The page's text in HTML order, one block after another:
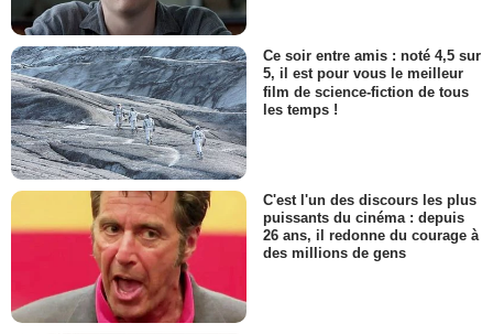
Ce soir entre amis : noté 4,5 sur
5, il est pour vous le meilleur
film de science-fiction de tous
les temps !
C'est l'un des discours les plus
puissants du cinéma : depuis
26 ans, il redonne du courage à
des millions de gens